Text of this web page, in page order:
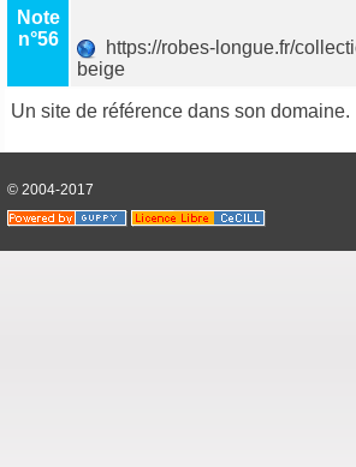
Note
n°56
https://robes-longue.fr/
beige
Un site de référence dans son domaine.
© 2004-2017